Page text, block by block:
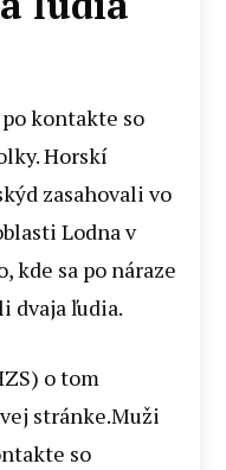
kontakte so
Horskí
zasahovali vo
Lodna v
kde sa po náraze
dvaja ľudia.
o tom
stránke.Muži
so